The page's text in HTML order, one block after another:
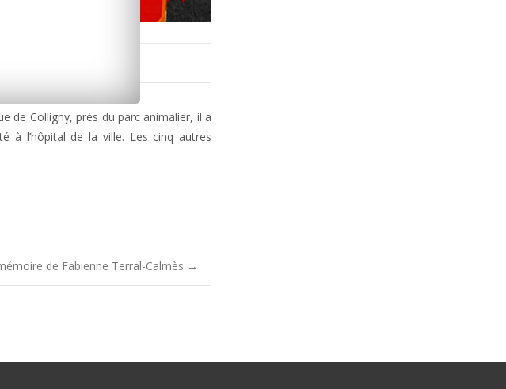
de Colligny, près du parc animalier, il a
à l’hôpital de la ville. Les cinq autres
de Fabienne Terral-Calmès →